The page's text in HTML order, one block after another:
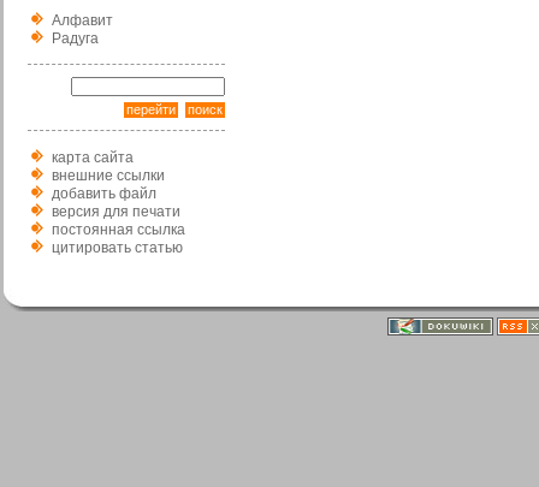
Алфавит
Радуга
карта сайта
внешние ссылки
добавить файл
версия для печати
постоянная ссылка
цитировать статью